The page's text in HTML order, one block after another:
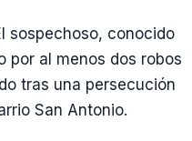
sospechoso, conocido
por al menos dos robos
tras una persecución
San Antonio.